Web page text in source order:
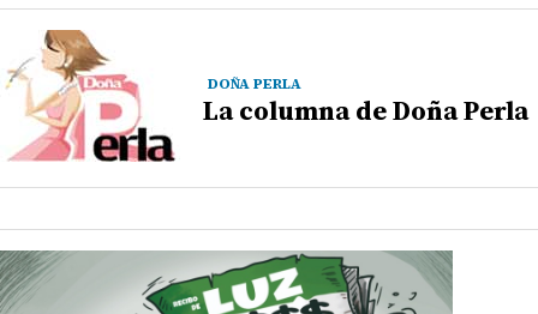
DOÑA PERLA
La columna de Doña Perla